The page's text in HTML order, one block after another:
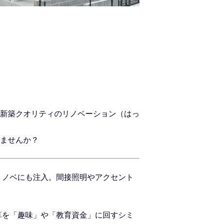
築クオリティのリノベーション（はっ
せんか？
ベにも注入。間接照明やアクセント
「趣味」や「教育資金」に回すシミ